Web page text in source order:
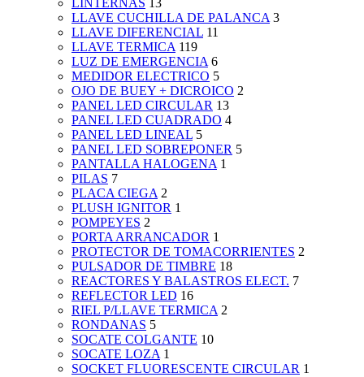
LINTERNAS
13
LLAVE CUCHILLA DE PALANCA 3
LLAVE DIFERENCIAL 11
LLAVE TERMICA 119
LUZ DE EMERGENCIA 6
MEDIDOR ELECTRICO 5
OJO DE BUEY + DICROICO 2
PANEL LED CIRCULAR 13
PANEL LED CUADRADO 4
PANEL LED LINEAL 5
PANEL LED SOBREPONER 5
PANTALLA HALOGENA 1
PILAS 7
PLACA CIEGA 2
PLUSH IGNITOR 1
POMPEYES 2
PORTA ARRANCADOR 1
PROTECTOR DE TOMACORRIENTES 2
PULSADOR DE TIMBRE 18
REACTORES Y BALASTROS ELECT. 7
REFLECTOR LED 16
RIEL P/LLAVE TERMICA 2
RONDANAS 5
SOCATE COLGANTE 10
SOCATE LOZA 1
SOCKET FLUORESCENTE CIRCULAR 1